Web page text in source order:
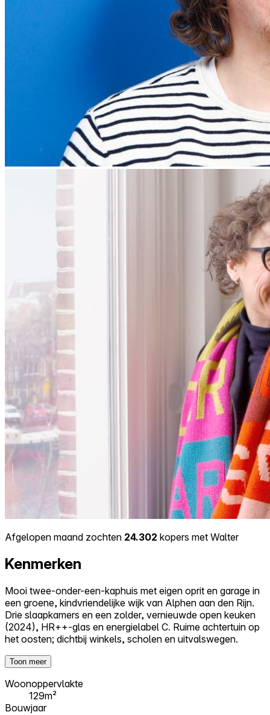
Afgelopen maand zochten 24.302 kopers met Walter
Kenmerken
Mooi twee-onder-een-kaphuis met eigen oprit en garage in
een groene, kindvriendelijke wijk van Alphen aan den Rijn.
Drie slaapkamers en een zolder, vernieuwde open keuken
(2024), HR++-glas en energielabel C. Ruime achtertuin op
het oosten; dichtbij winkels, scholen en uitvalswegen.
Toon meer
Woonoppervlakte
129m²
Bouwjaar